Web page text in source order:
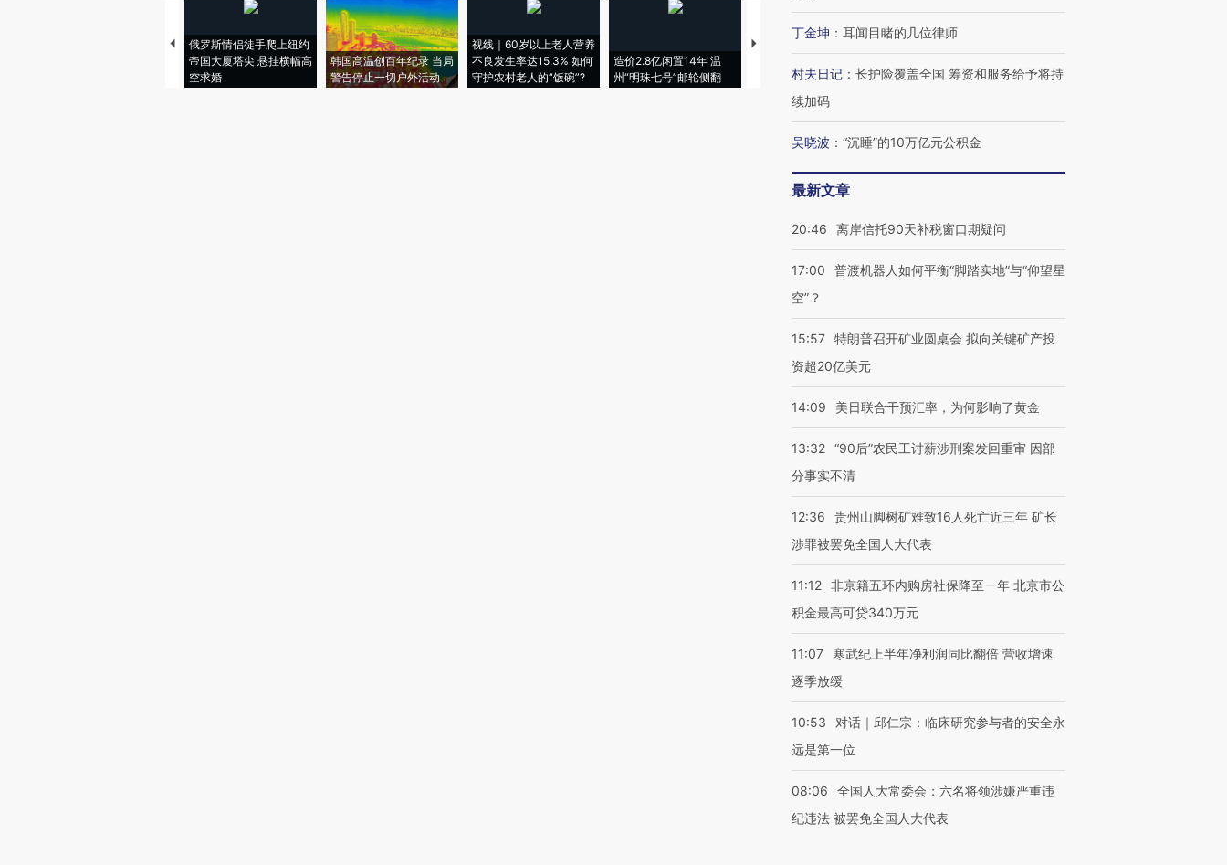
俄罗斯情侣徒手爬上纽约
帝国大厦塔尖 悬挂横幅高
空求婚
韩国高温创百年纪录 当局
警告停止一切户外活动
视线｜60岁以上老人营养
不良发生率达15.3% 如何
守护农村老人的“饭碗”?
造价2.8亿闲置14年 温
州“明珠七号”邮轮侧翻
特朗普出席葬礼疑似打瞌
者“堕落的白痴”
阿根廷3-0阿尔及利亚
猛犸象化石接连露出
丁金坤 ： 耳闻目睹的几位律师
村夫日记 ： 长护险覆盖全国 筹资和服务给予将持
续加码
吴晓波 ： “沉睡”的10万亿元公积金
最新文章
20:46 离岸信托90天补税窗口期疑问
17:00
普渡机器人如何平衡“脚踏实地”与“仰望星
空”？
15:57 特朗普召开矿业圆桌会 拟向关键矿产投
资超20亿美元
14:09 美日联合干预汇率，为何影响了黄金
13:32 “90后”农民工讨薪涉刑案发回重审 因部
分事实不清
12:36
贵州山脚树矿难致16人死亡近三年 矿长
涉罪被罢免全国人大代表
11:12 非京籍五环内购房社保降至一年 北京市公
积金最高可贷340万元
11:07
寒武纪上半年净利润同比翻倍 营收增速
逐季放缓
10:53
对话｜邱仁宗：临床研究参与者的安全永
远是第一位
08:06
全国人大常委会：六名将领涉嫌严重违
纪违法 被罢免全国人大代表